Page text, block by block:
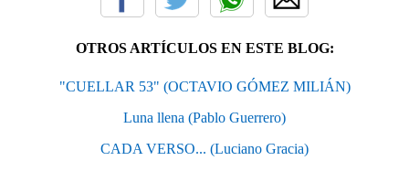
OTROS ARTÍCULOS EN ESTE BLOG:
"CUELLAR 53" (OCTAVIO GÓMEZ MILIÁN)
Luna llena (Pablo Guerrero)
CADA VERSO... (Luciano Gracia)